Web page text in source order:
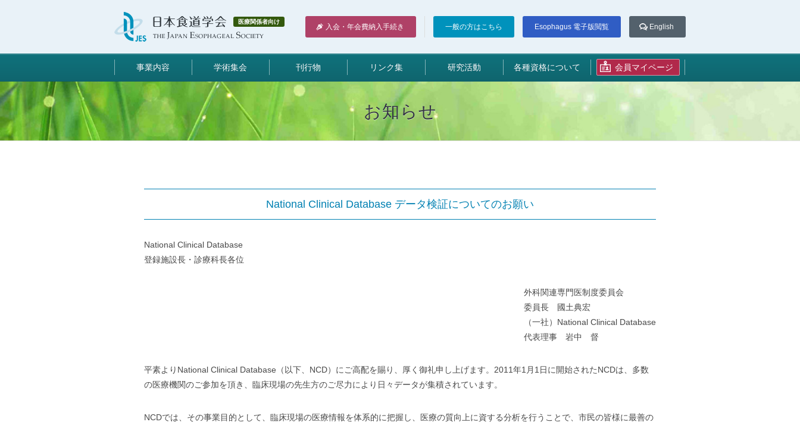
医療関係者向け
入会・年会費納入手続き 一般の方はこちら Esophagus 電子版閲覧 English
事業内容 学術集会 刊行物 リンク集 研究活動 各種資格について 会員マイページ
お知らせ
National Clinical Database データ検証についてのお願い
National Clinical Database
登録施設長・診療科長各位
外科関連専門医制度委員会
委員長 國土典宏
（一社）National Clinical Database
代表理事 岩中 督
平素よりNational Clinical Database（以下、NCD）にご高配を賜り、厚く御礼申し上げます。2011年1月1日に開始されたNCDは、多数
の医療機関のご参加を頂き、臨床現場の先生方のご尽力により日々データが集積されています。
NCDでは、その事業目的として、臨床現場の医療情報を体系的に把握し、医療の質向上に資する分析を行うことで、市民の皆様に最善の